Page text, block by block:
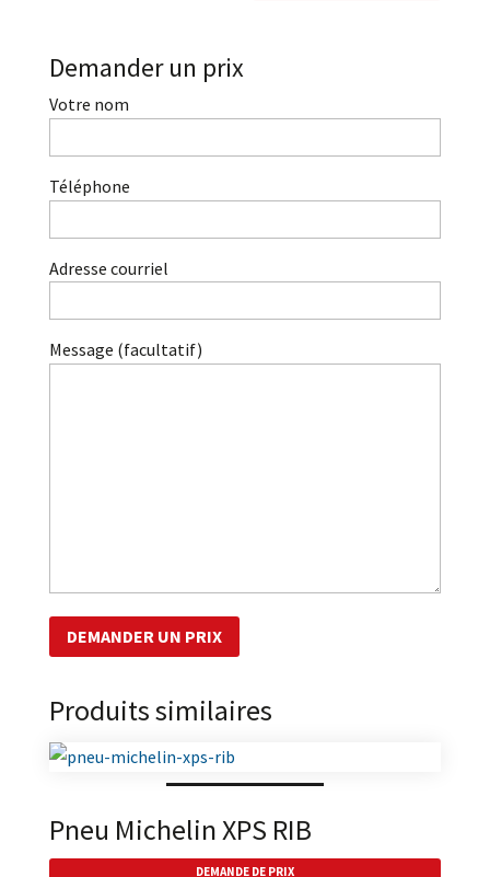
Demander un prix
Votre nom
Téléphone
Adresse courriel
Message (facultatif)
Produits similaires
Pneu Michelin XPS RIB
DEMANDE DE PRIX